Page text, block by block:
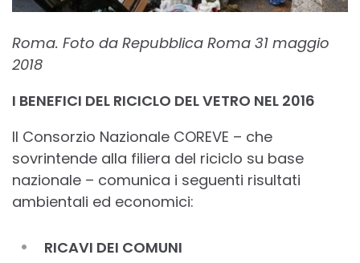
Roma. Foto da Repubblica Roma 31 maggio
2018
I BENEFICI DEL RICICLO DEL VETRO NEL 2016
Il Consorzio Nazionale COREVE – che
sovrintende alla filiera del riciclo su base
nazionale – comunica i seguenti risultati
ambientali ed economici:
RICAVI DEI COMUNI